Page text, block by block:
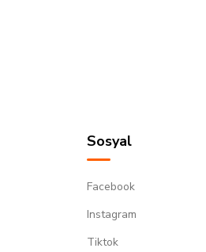
Sosyal
Facebook
Instagram
Tiktok